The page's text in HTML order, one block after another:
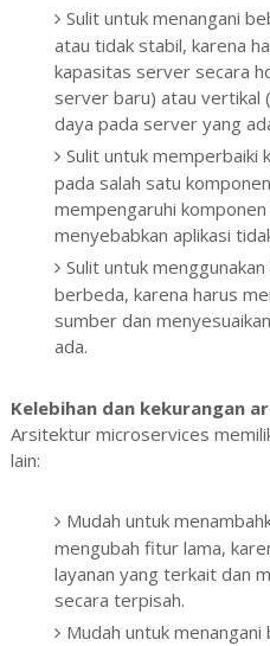
Sulit untuk menangani
atau tidak stabil, karena
kapasitas server secara
server baru) atau vertikal
daya pada server yang
Sulit untuk memperbaiki
pada salah satu
mempengaruhi komponen
menyebabkan aplikasi
Sulit untuk
berbeda, karena harus
sumber dan
ada.
Kelebihan dan kekurangan
Arsitektur microservices
lain:
Mudah untuk
mengubah fitur lama,
layanan yang terkait dan
secara terpisah.
Mudah untuk